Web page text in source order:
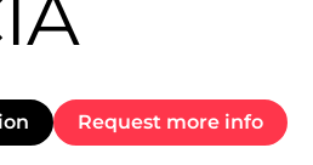
Request more info